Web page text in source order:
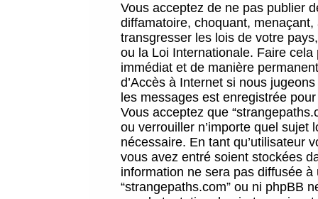
Vous acceptez de ne pas publier
diffamatoire, choquant,
transgresser les lois de votre
ou la Loi Internationale. Faire
immédiat et de manière
d’Accès à Internet si nous
les messages est enregistrée
Vous acceptez que
ou verrouiller n’importe quel sujet
nécessaire. En tant qu’utilisateur
vous avez entré soient stockées
information ne sera pas diffusée
“strangepaths.com” ou ni phpBB